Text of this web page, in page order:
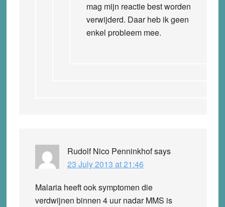
mag mijn reactie best worden
verwijderd. Daar heb ik geen
enkel probleem mee.
Rudolf Nico Penninkhofsays
23 July 2013 at 21:46
Malaria heeft ook symptomen die
verdwijnen binnen 4 uur nadar MMS is